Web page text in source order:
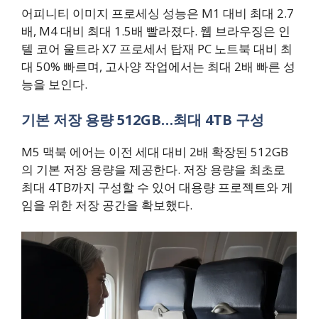
어피니티 이미지 프로세싱 성능은 M1 대비 최대 2.7
배, M4 대비 최대 1.5배 빨라졌다. 웹 브라우징은 인
텔 코어 울트라 X7 프로세서 탑재 PC 노트북 대비 최
대 50% 빠르며, 고사양 작업에서는 최대 2배 빠른 성
능을 보인다.
기본 저장 용량 512GB…최대 4TB 구성
M5 맥북 에어는 이전 세대 대비 2배 확장된 512GB
의 기본 저장 용량을 제공한다. 저장 용량을 최초로
최대 4TB까지 구성할 수 있어 대용량 프로젝트와 게
임을 위한 저장 공간을 확보했다.